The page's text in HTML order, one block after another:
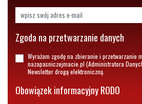
Zgoda na przetwarzanie danych
Wyrażam zgodę na zbieranie i przetwarzanie
nazapasniczejmacie.pl (Administratora
Newsletter drogą elektroniczną.
Obowiązek informacyjny RODO